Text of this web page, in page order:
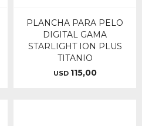
PLANCHA PARA PELO
DIGITAL GAMA
STARLIGHT ION PLUS
TITANIO
USD 115,00